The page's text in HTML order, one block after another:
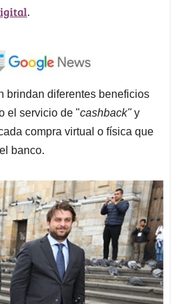
.
brindan diferentes beneficios
el servicio de "cashback"y
compra virtual o física que
banco.